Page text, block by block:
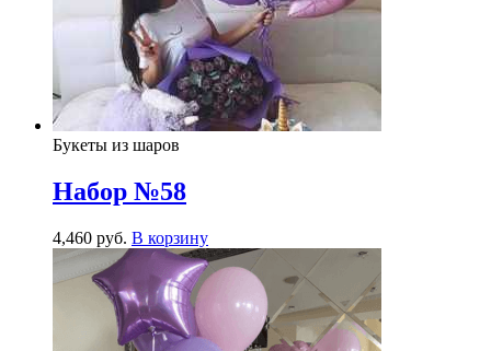
Букеты из шаров
Набор №58
4,460 руб. В корзину